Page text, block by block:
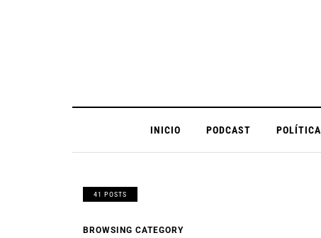
INICIO PODCAST POLÍTICA
41 POSTS
BROWSING CATEGORY